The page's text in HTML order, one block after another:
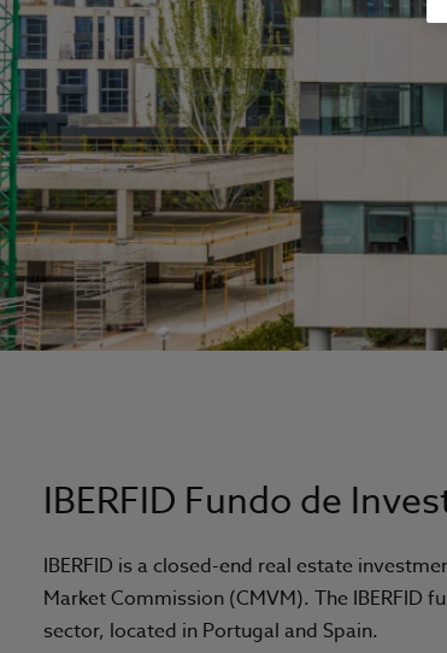
IBERFID Fundo de
IBERFID is a closed-end real estate
Market Commission (CMVM). The IBERFID
sector, located in Portugal and Spain.